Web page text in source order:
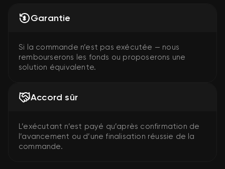
Garantie
Si la commande n’est pas exécutée — nous
rembourserons les fonds ou proposerons une
solution équivalente.
Accord sûr
L’exécutant n’est payé qu’après confirmation de
l’avancement ou d’une finalisation réussie de la
commande.